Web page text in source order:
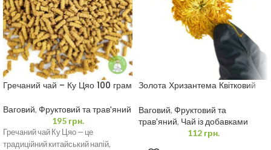
Гречаний чай – Ку Цяо 100 грам
Ваговий, Фруктовий та трав'яний
195грн.
Гречаний чай Ку Цяо — це
традиційний китайський напій,
Золота Хризантема Квітковий
Ваговий, Фруктовий та
трав'яний, Чай із добавками
112грн.